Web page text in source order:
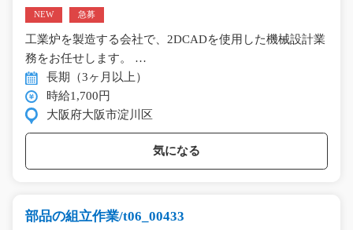
NEW 急募
工業炉を製造する会社で、2DCADを使用した機械設計業
務をお任せします。 …
長期（3ヶ月以上）
時給1,700円
大阪府大阪市淀川区
気になる
部品の組立作業/t06_00433